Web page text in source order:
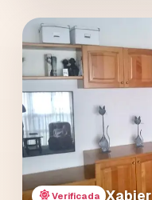
Verificada Xabier